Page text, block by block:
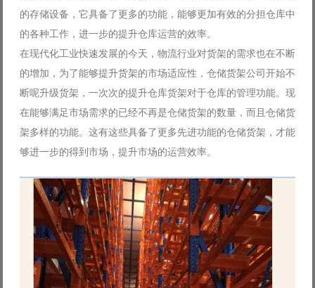
的存储设备，它具备了更多的功能，能够更加有效的分担仓库中
的各种工作，进一步的提升仓库运营的效率。
在现代化工业快速发展的今天，物流行业对货架的需求也在不断
的增加，为了能够提升货架的市场适应性，仓储货架公司开始不
断呢升级货架，一次次的提升仓库货架对于仓库的管理功能。现
在能够满足市场需求的已经不再是仓储货架的数量，而且仓储货
架多样的功能。这有这些具备了更多先进功能的仓储货架，才能
够进一步的得到市场，提升市场的运营效率。